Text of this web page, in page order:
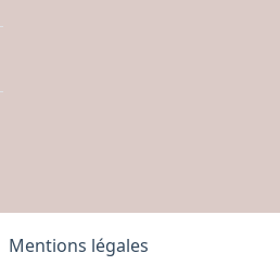
Mentions légales